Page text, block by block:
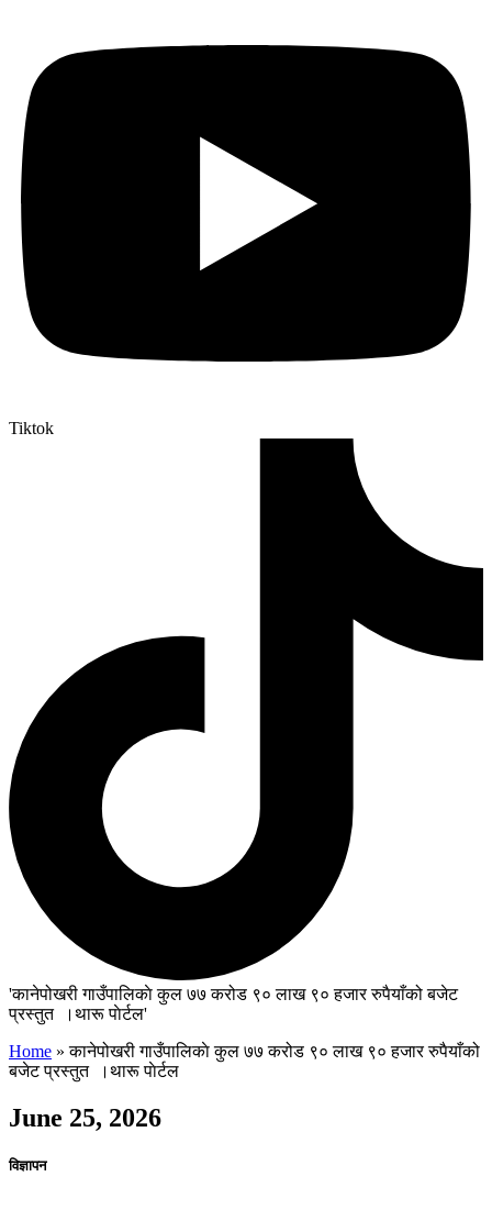
Tiktok
'कानेपोखरी गाउँपालिकाे कुल ७७ करोड ९० लाख ९० हजार रुपैयाँको बजेट
प्रस्तुत ।थारू पाेर्टल'
Home »कानेपोखरी गाउँपालिकाे कुल ७७ करोड ९० लाख ९० हजार रुपैयाँको
बजेट प्रस्तुत ।थारू पाेर्टल
June 25, 2026
विज्ञापन